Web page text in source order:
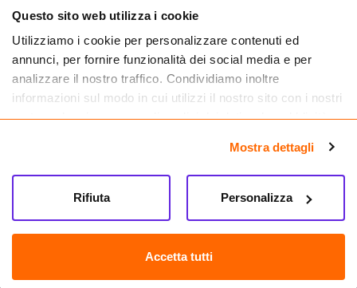
Questo sito web utilizza i cookie
Utilizziamo i cookie per personalizzare contenuti ed
annunci, per fornire funzionalità dei social media e per
analizzare il nostro traffico. Condividiamo inoltre
informazioni sul modo in cui utilizzi il nostro sito con i nostri
partner che si occupano di analisi dei dati web, pubblicità e
informazioni che hai fornito loro o che hanno raccolto dal
tuo utilizzo dei loro servizi.
Mostra dettagli
Accetta tutti
Personalizza
Rifiuta
Farma.it S.a.s. P. IVA 07417261216 REA: NA-884088
CREDITS
Sede legale Via delle Repubbliche Marinare 128, 80147 Napoli